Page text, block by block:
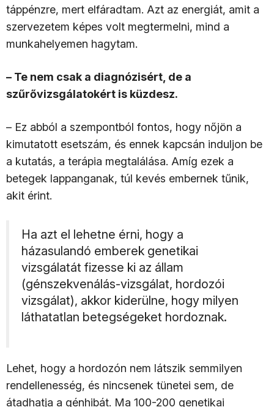
táppénzre, mert elfáradtam. Azt az energiát, amit a
szervezetem képes volt megtermelni, mind a
munkahelyemen hagytam.
– Te nem csak a diagnózisért, de a
szűrővizsgálatokért is küzdesz.
– Ez abból a szempontból fontos, hogy nőjön a
kimutatott esetszám, és ennek kapcsán induljon be
a kutatás, a terápia megtalálása. Amíg ezek a
betegek lappanganak, túl kevés embernek tűnik,
akit érint.
Ha azt el lehetne érni, hogy a
házasulandó emberek genetikai
vizsgálatát fizesse ki az állam
(génszekvenálás-vizsgálat, hordozói
vizsgálat), akkor kiderülne, hogy milyen
láthatatlan betegségeket hordoznak.
Lehet, hogy a hordozón nem látszik semmilyen
rendellenesség, és nincsenek tünetei sem, de
átadhatja a génhibát. Ma 100-200 genetikai